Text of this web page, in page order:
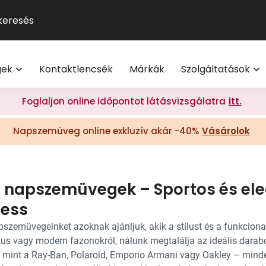
Kontaktlencsék Márkák Szolgáltatások
akció 20% I Vision Express Webshop
online | Vision Express webshop
Olvasó- és
Érdekességek
Tippek a
GYIK
Polaroid
További világmárkák
Kollekciók
Törzsvásárlói ajánlatok
Ray-Ban
Világmárkák
Foglaljon online időpontot látásvizsgálatra itt.
Napszemüveg online exkluzív akár -40% Vásárolok
napszemüvegek – Sportos és
azoknak ajánljuk, akik a stílust és a
vagy modern fazonokról, nálunk megtalálja az ideális
mint a Ray-Ban, Polaroid, Emporio Armani vagy Oakley –